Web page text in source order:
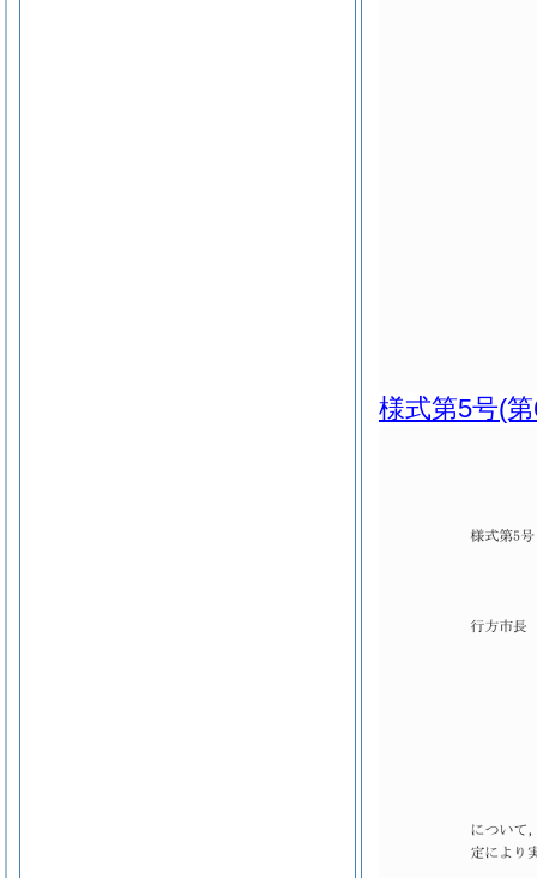
様式第5号(